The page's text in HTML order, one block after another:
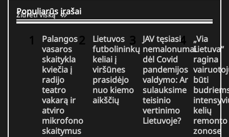
Populiarūs įrašai
Žiūrėti viską
Palangos
vasaros
skaitykla
kviečia į
radijo
teatro
vakarą ir
atviro
mikrofono
skaitymus
Lietuvos
futbolininkų
keliai į
viršūnes
prasidėjo
nuo kiemo
aikščių
JAV tęsiasi
nemalonumai
dėl Covid
pandemijos
valdymo: Ar
sulauksime
teisinio
vertinimo
Lietuvoje?
„Via
Lietuva“
ragina
būti
kelių
remonto
zonose